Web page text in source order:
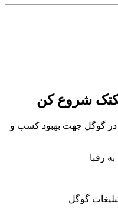
شروع کن
در گوگل جهت بهبود کسب و
رقبا